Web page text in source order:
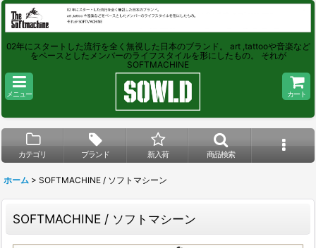
02年にスタートした流行を全く無視した日本のブランド。 art ,tattooや音楽など
をベースとしたメンバーのライフスタイルを形にしたもの。 それが
SOFTMACHINE
メニュー カート
カテゴリ ブランド 新入荷 商品検索
ホーム > SOFTMACHINE / ソフトマシーン
SOFTMACHINE / ソフトマシーン